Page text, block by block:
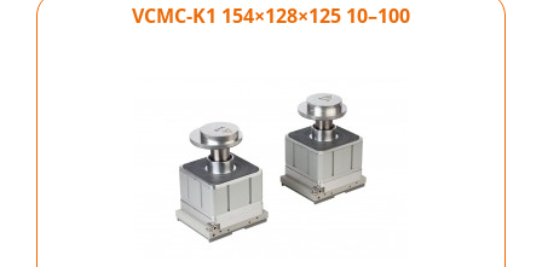
VCMC-K1 154×128×125 10–100